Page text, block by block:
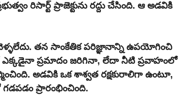
రిసార్ట్ ప్రాజెక్టును రద్దు చేసింది. ఆ అడవికి
తన సాంకేతిక పరిజ్ఞానాన్ని ఉపయోగించి
ఎక్కడైనా ప్రమాదం జరిగినా, లేదా నీటి ప్రవాహంలో
అడవికి ఒక శాశ్వత రక్షకురాలిగా ఉంటూ,
ప్రారంభించింది.